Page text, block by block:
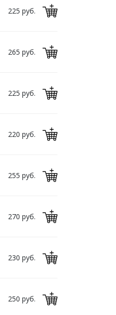
225 руб.
265 руб.
225 руб.
220 руб.
255 руб.
270 руб.
230 руб.
250 руб.